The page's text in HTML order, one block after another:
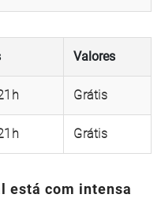
Valores
Grátis
Grátis
está com intensa